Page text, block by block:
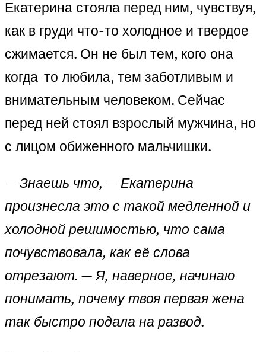
Екатерина стояла перед ним, чувствуя,
как в груди что-то холодное и твердое
сжимается. Он не был тем, кого она
когда-то любила, тем заботливым и
внимательным человеком. Сейчас
перед ней стоял взрослый мужчина, но
с лицом обиженного мальчишки.
— Знаешь что, — Екатерина
произнесла это с такой медленной и
холодной решимостью, что сама
почувствовала, как её слова
отрезают. — Я, наверное, начинаю
понимать, почему твоя первая жена
так быстро подала на развод.